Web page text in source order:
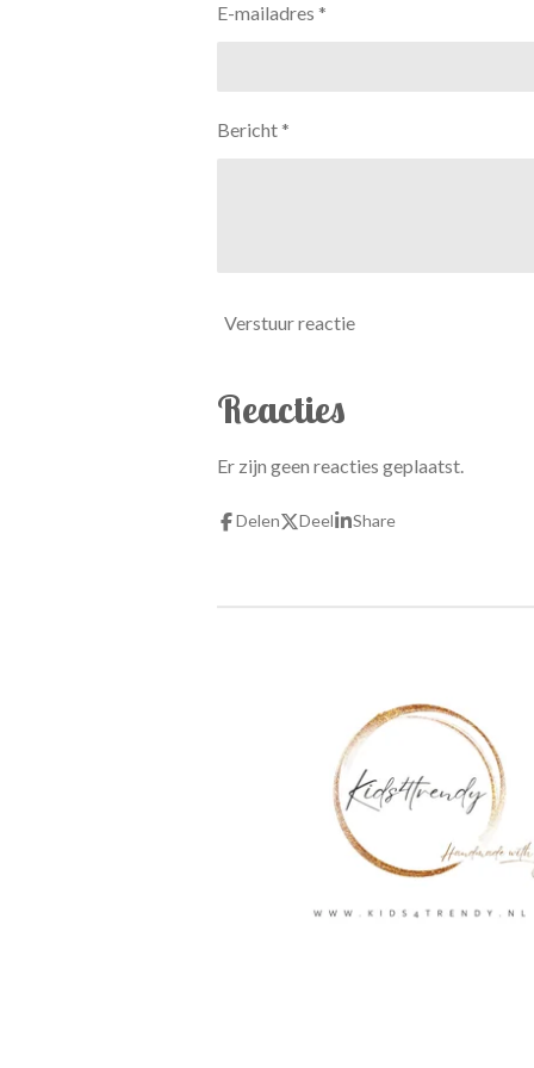
e
n
E-mailadres *
Bericht *
Verstuur reactie
Reacties
Er zijn geen reacties geplaatst.
Delen Deel Share